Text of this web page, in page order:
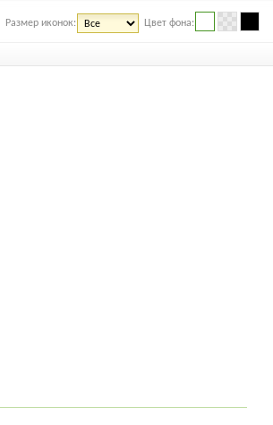
Размер иконок: Цвет фона: